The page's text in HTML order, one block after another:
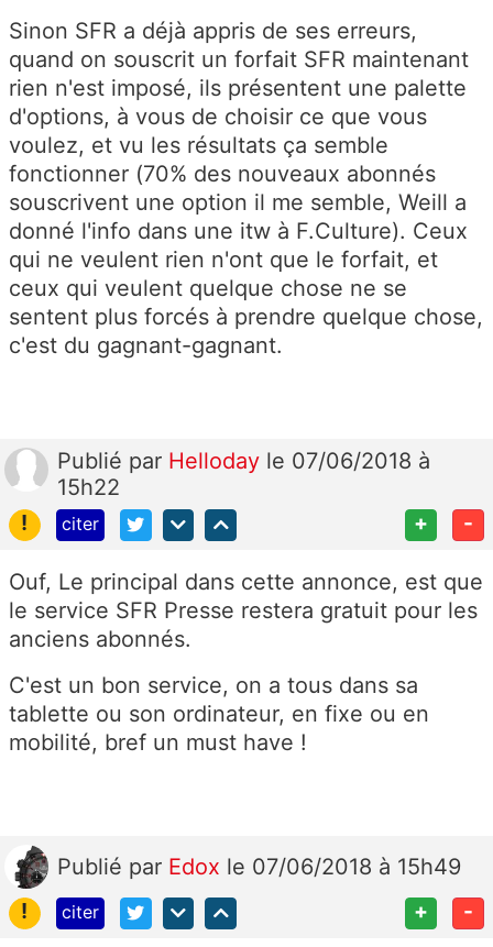
Sinon SFR a déjà appris de ses erreurs,
quand on souscrit un forfait SFR maintenant
rien n'est imposé, ils présentent une palette
d'options, à vous de choisir ce que vous
voulez, et vu les résultats ça semble
fonctionner (70% des nouveaux abonnés
souscrivent une option il me semble, Weill a
donné l'info dans une itw à F.Culture). Ceux
qui ne veulent rien n'ont que le forfait, et
ceux qui veulent quelque chose ne se
sentent plus forcés à prendre quelque chose,
c'est du gagnant-gagnant.
Publié par Helloday le 07/06/2018 à
15h22
!
citer + -
Ouf, Le principal dans cette annonce, est que
le service SFR Presse restera gratuit pour les
anciens abonnés.
C'est un bon service, on a tous dans sa
tablette ou son ordinateur, en fixe ou en
mobilité, bref un must have !
Publié par Edox le 07/06/2018 à 15h49
!
citer + -